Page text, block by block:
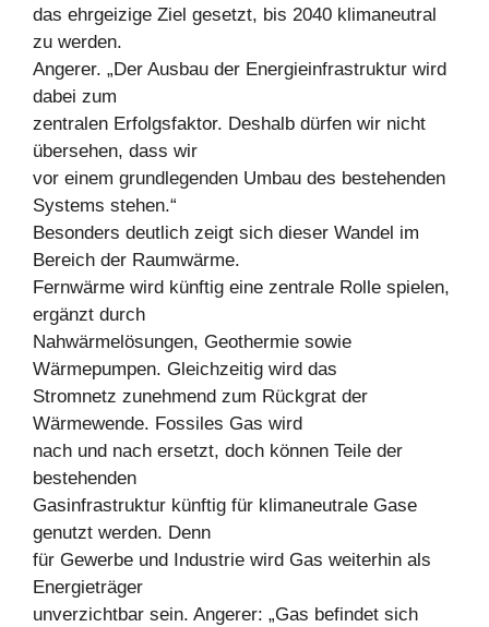
das ehrgeizige Ziel gesetzt, bis 2040 klimaneutral
zu werden.
Angerer. „Der Ausbau der Energieinfrastruktur wird
dabei zum
zentralen Erfolgsfaktor. Deshalb dürfen wir nicht
übersehen, dass wir
vor einem grundlegenden Umbau des bestehenden
Systems stehen.“
Besonders deutlich zeigt sich dieser Wandel im
Bereich der Raumwärme.
Fernwärme wird künftig eine zentrale Rolle spielen,
ergänzt durch
Nahwärmelösungen, Geothermie sowie
Wärmepumpen. Gleichzeitig wird das
Stromnetz zunehmend zum Rückgrat der
Wärmewende. Fossiles Gas wird
nach und nach ersetzt, doch können Teile der
bestehenden
Gasinfrastruktur künftig für klimaneutrale Gase
genutzt werden. Denn
für Gewerbe und Industrie wird Gas weiterhin als
Energieträger
unverzichtbar sein. Angerer: „Gas befindet sich